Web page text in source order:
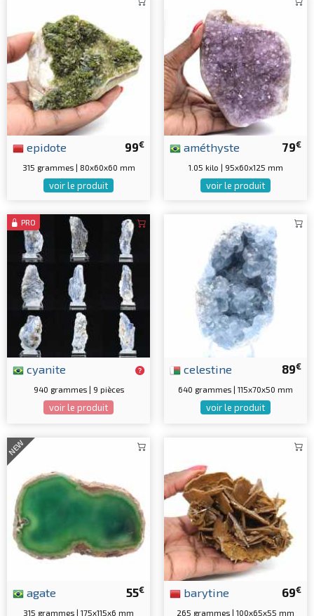
99€
epidote
315 grammes | 80x60x60 mm
voir le produit
79€
améthyste
1.05 kilo | 95x60x125 mm
voir le produit
PRO
cyanite
940 grammes | 9 pièces
voir le produit
89€
celestine
640 grammes | 115x70x50 mm
voir le produit
NEW
55€
agate
315 grammes | 175x115x6 mm
69€
barytine
265 grammes | 100x65x55 mm